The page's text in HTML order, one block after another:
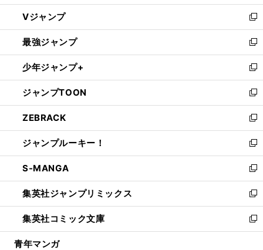
ウ
ィ
ン
ド
ウ
で
開
く
し
い
ウ
ィ
ン
ド
ウ
で
開
く
Vジャンプ
新
し
い
ウ
ィ
ン
ド
ウ
で
開
く
最強ジャンプ
新
し
い
ウ
ィ
ン
ド
ウ
で
開
く
少年ジャンプ+
新
し
い
ウ
ィ
ン
ド
ウ
で
開
く
ジャンプTOON
新
し
い
ウ
ィ
ン
ド
ウ
で
開
く
ZEBRACK
新
し
い
ウ
ィ
ン
ド
ウ
で
開
ジャンプルーキー！
新
し
い
ウ
ィ
ン
ド
ウ
S-MANGA
新
し
い
ウ
ィ
ン
集英社ジャンプリミックス
新
し
い
ウ
集英社コミック文庫
新
し
青年マンガ